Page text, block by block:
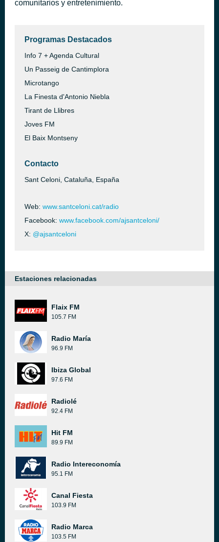
comunitarios y entretenimiento.
Programas Destacados
Info 7 + Agenda Cultural
Un Passeig de Cantimplora
Microtango
La Finesta d'Antonio Niebla
Tirant de Llibres
Joves FM
El Baix Montseny
Contacto
Sant Celoni, Cataluña, España
Web: www.santceloni.cat/radio
Facebook: www.facebook.com/ajsantceloni/
X: @ajsantceloni
Estaciones relacionadas
Flaix FM
105.7 FM
Radio María
96.9 FM
Ibiza Global
97.6 FM
Radiolé
92.4 FM
Hit FM
89.9 FM
Radio Intereconomía
95.1 FM
Canal Fiesta
103.9 FM
Radio Marca
103.5 FM